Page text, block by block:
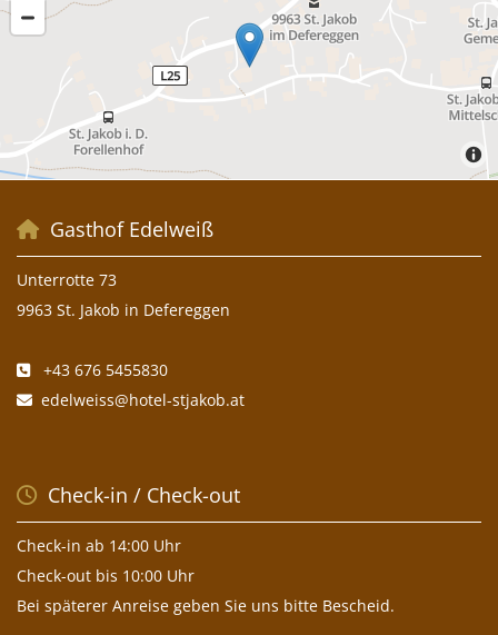
 Gasthof Edelweiß
Unterrotte 73
9963 St. Jakob in Defereggen
 +43 676 5455830
 edelweiss@hotel-stjakob.at
 Check-in / Check-out
Check-in ab 14:00 Uhr
Check-out bis 10:00 Uhr
Bei späterer Anreise geben Sie uns bitte Bescheid.